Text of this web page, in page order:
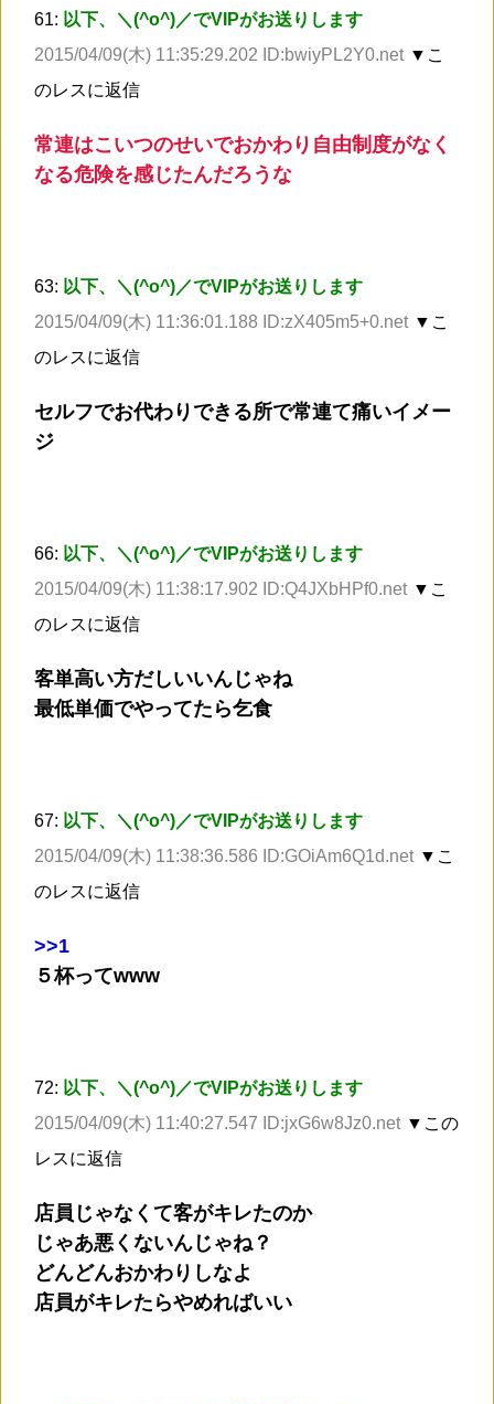
61: 以下、＼(^o^)／でVIPがお送りします
2015/04/09(木) 11:35:29.202 ID:bwiyPL2Y0.net ▼こ
のレスに返信
常連はこいつのせいでおかわり自由制度がなく
なる危険を感じたんだろうな
63: 以下、＼(^o^)／でVIPがお送りします
2015/04/09(木) 11:36:01.188 ID:zX405m5+0.net ▼こ
のレスに返信
セルフでお代わりできる所で常連て痛いイメー
ジ
66: 以下、＼(^o^)／でVIPがお送りします
2015/04/09(木) 11:38:17.902 ID:Q4JXbHPf0.net ▼こ
のレスに返信
客単高い方だしいいんじゃね
最低単価でやってたら乞食
67: 以下、＼(^o^)／でVIPがお送りします
2015/04/09(木) 11:38:36.586 ID:GOiAm6Q1d.net ▼こ
のレスに返信
>>1
５杯ってwww
72: 以下、＼(^o^)／でVIPがお送りします
2015/04/09(木) 11:40:27.547 ID:jxG6w8Jz0.net ▼この
レスに返信
店員じゃなくて客がキレたのか
じゃあ悪くないんじゃね？
どんどんおかわりしなよ
店員がキレたらやめればいい